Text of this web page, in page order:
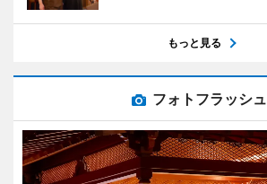
もっと見る
フォトフラッシュ